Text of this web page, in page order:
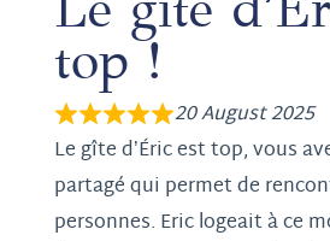
top !
20 August 2025
Le gîte d’Éric est top, vous
partagé qui permet de
personnes. Eric logeait à ce